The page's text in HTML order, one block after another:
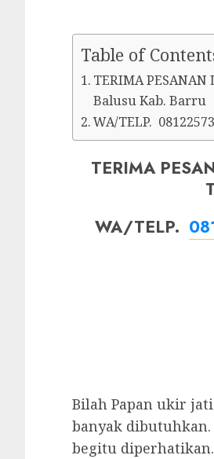
Table of
TERIMA PESANAN
Balusu Kab. Barru
WA/TELP.
TERIMA
WA/TELP.
Bilah Papan ukir
banyak
begitu